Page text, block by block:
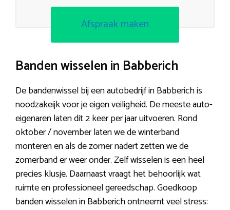
Afspraak maken
Banden wisselen in Babberich
De bandenwissel bij een autobedrijf in Babberich is
noodzakeijk voor je eigen veiligheid. De meeste auto-
eigenaren laten dit 2 keer per jaar uitvoeren. Rond
oktober / november laten we de winterband
monteren en als de zomer nadert zetten we de
zomerband er weer onder. Zelf wisselen is een heel
precies klusje. Daarnaast vraagt het behoorlijk wat
ruimte en professioneel gereedschap. Goedkoop
banden wisselen in Babberich ontneemt veel stress: